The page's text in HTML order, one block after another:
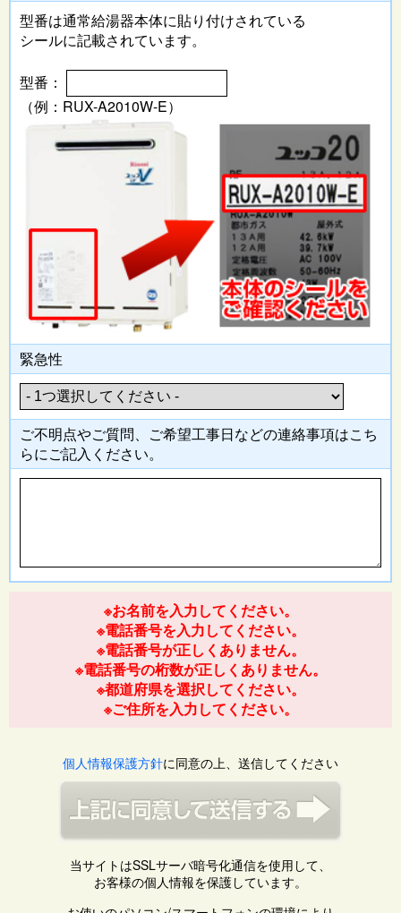
型番は通常給湯器本体に貼り付けされている
シールに記載されています。
型番：
（例：RUX-A2010W-E）
緊急性
ご不明点やご質問、ご希望工事日などの連絡事項はこち
らにご記入 ください。
※お名前を入力してください。
※電話番号を入力してください。
※電話番号が正しくありません。
※電話番号の桁数が正しくありません。
※都道府県を選択してください。
※ご住所を入力してください。
個人情報保護方針に同意の上、送信してください
当サイトはSSLサーバ暗号化通信を使用して、
お客様の個人情報を保護しています。